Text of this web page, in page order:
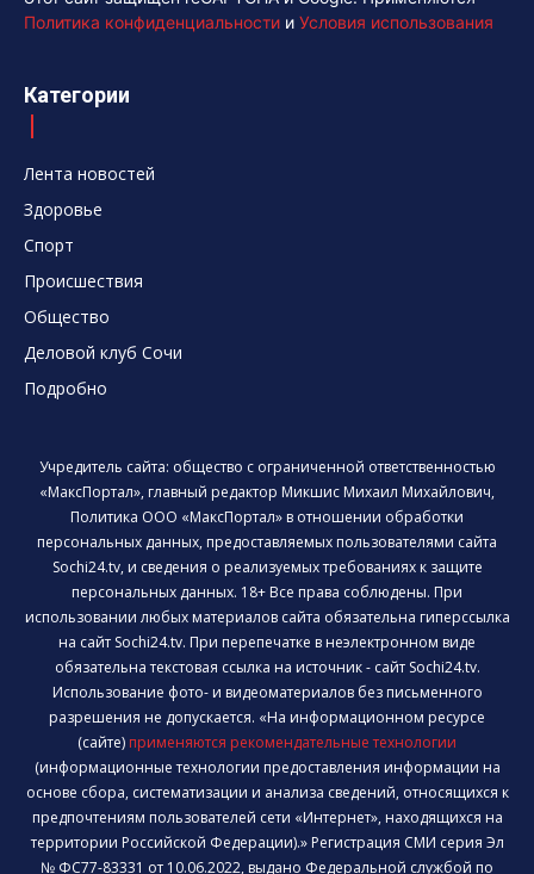
Политика конфиденциальности и Условия использования
Категории
Лента новостей
Здоровье
Спорт
Происшествия
Общество
Деловой клуб Сочи
Подробно
Учредитель сайта: общество с ограниченной ответственностью
«МаксПортал», главный редактор Микшис Михаил Михайлович,
Политика ООО «МаксПортал» в отношении обработки
персональных данных, предоставляемых пользователями сайта
Sochi24.tv, и сведения о реализуемых требованиях к защите
персональных данных. 18+ Все права соблюдены. При
использовании любых материалов сайта обязательна гиперссылка
на сайт Sochi24.tv. При перепечатке в неэлектронном виде
обязательна текстовая ссылка на источник - сайт Sochi24.tv.
Использование фото- и видеоматериалов без письменного
разрешения не допускается. «На информационном ресурсе
(сайте) применяются рекомендательные технологии
(информационные технологии предоставления информации на
основе сбора, систематизации и анализа сведений, относящихся к
предпочтениям пользователей сети «Интернет», находящихся на
территории Российской Федерации).» Регистрация СМИ серия Эл
№ ФС77-83331 от 10.06.2022, выдано Федеральной службой по